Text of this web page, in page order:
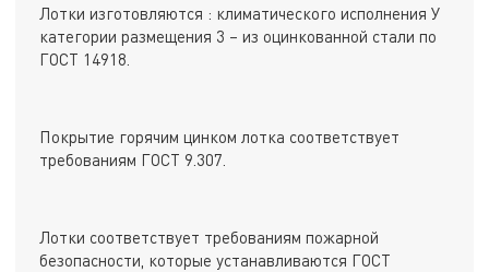
Лотки изготовляются : климатического исполнения У
категории размещения 3 – из оцинкованной стали по
ГОСТ 14918.
Покрытие горячим цинком лотка соответствует
требованиям ГОСТ 9.307.
Лотки соответствует требованиям пожарной
безопасности, которые устанавливаются ГОСТ